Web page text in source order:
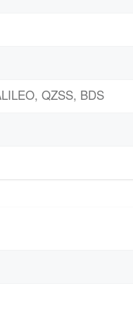
QZSS, BDS